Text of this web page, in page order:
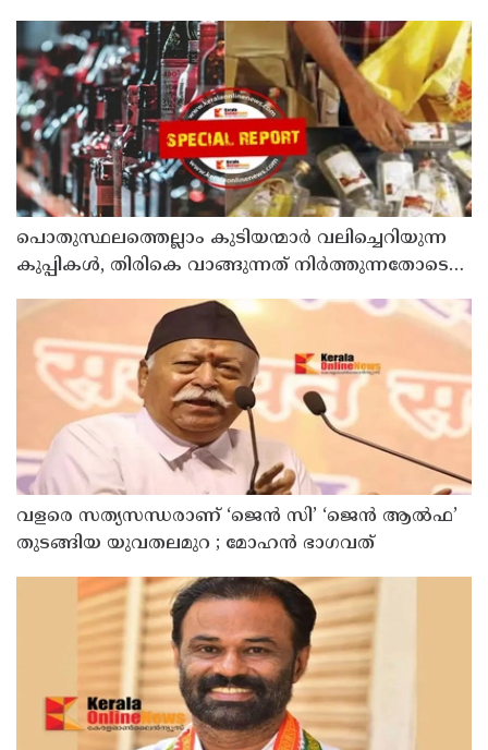
ശക്തമായ പ്രതിഷേധത്തിലേക്ക്
പൊതുസ്ഥലത്തെല്ലാം കുടിയന്മാര്‍ വലിച്ചെറിയുന്ന
കുപ്പികള്‍, തിരികെ വാങ്ങുന്നത് നിര്‍ത്തുന്നതോടെ
നിര്‍ത്തിയത് എന്തിന്? സര്‍ക്കാരിന്റേത് തലതിരിഞ്ഞ
തീരുമാനമോ?
വളരെ സത്യസന്ധരാണ് ‘ജെൻ സി’ ‘ജെൻ ആൽഫ’
തുടങ്ങിയ യുവതലമുറ ; മോഹൻ ഭാഗവത്